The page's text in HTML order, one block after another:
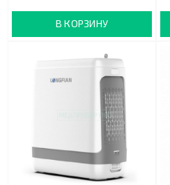
В КОРЗИНУ